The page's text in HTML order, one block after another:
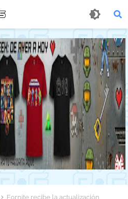
Fornite recibe la actualización